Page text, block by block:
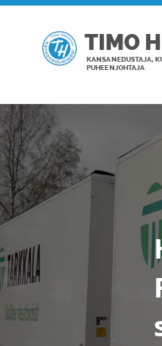
TIMO
KANSANEDUSTAJA,
PUHEENJOHTAJA